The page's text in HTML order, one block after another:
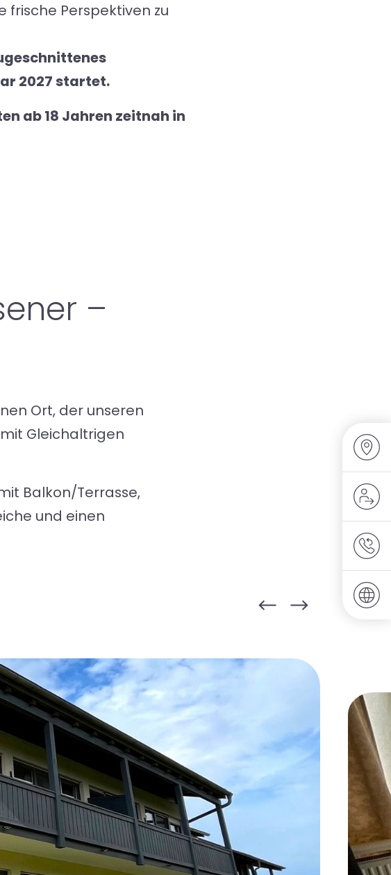
frische Perspektiven zu
2027 startet.
ab 18 Jahren zeitnah in
–
Ort, der unseren
Gleichaltrigen
Balkon/Terrasse,
und einen